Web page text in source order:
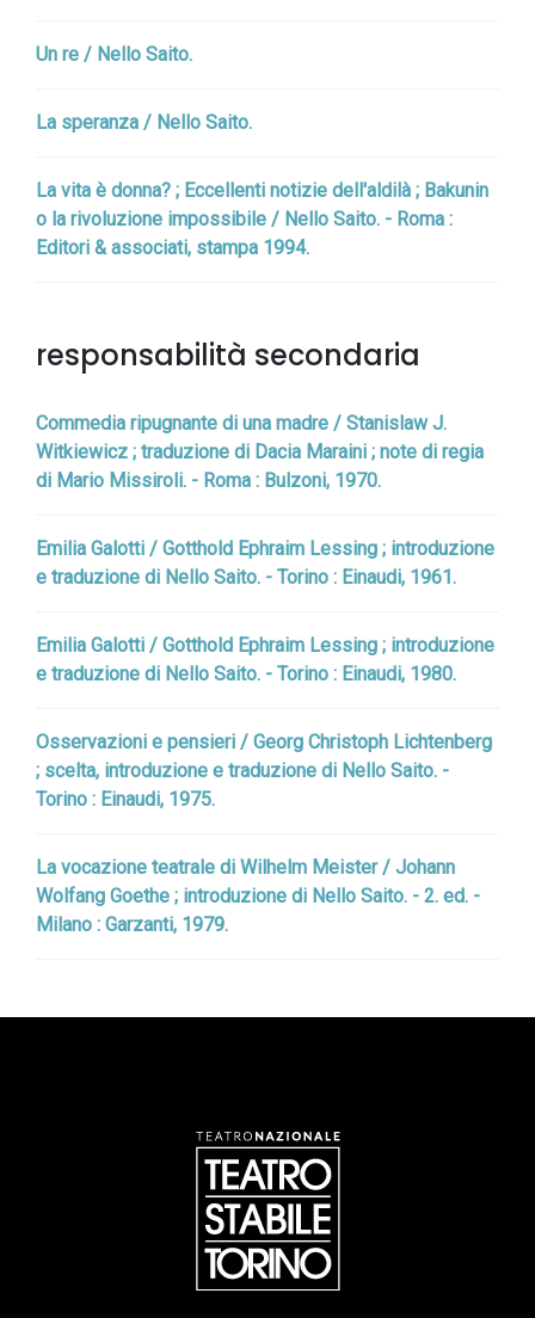
Un re / Nello Saito.
La speranza / Nello Saito.
La vita è donna? ; Eccellenti notizie dell'aldilà ; Bakunin
o la rivoluzione impossibile / Nello Saito. - Roma :
Editori & associati, stampa 1994.
responsabilità secondaria
Commedia ripugnante di una madre / Stanislaw J.
Witkiewicz ; traduzione di Dacia Maraini ; note di regia
di Mario Missiroli. - Roma : Bulzoni, 1970.
Emilia Galotti / Gotthold Ephraim Lessing ; introduzione
e traduzione di Nello Saito. - Torino : Einaudi, 1961.
Emilia Galotti / Gotthold Ephraim Lessing ; introduzione
e traduzione di Nello Saito. - Torino : Einaudi, 1980.
Osservazioni e pensieri / Georg Christoph Lichtenberg
; scelta, introduzione e traduzione di Nello Saito. -
Torino : Einaudi, 1975.
La vocazione teatrale di Wilhelm Meister / Johann
Wolfang Goethe ; introduzione di Nello Saito. - 2. ed. -
Milano : Garzanti, 1979.